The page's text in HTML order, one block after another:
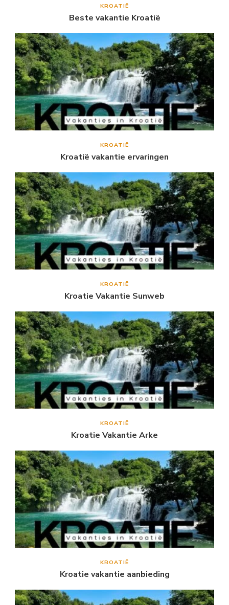
KROATIË
Beste vakantie Kroatië
KROATIË
Kroatië vakantie ervaringen
KROATIË
Kroatie Vakantie Sunweb
KROATIË
Kroatie Vakantie Arke
KROATIË
Kroatie vakantie aanbieding